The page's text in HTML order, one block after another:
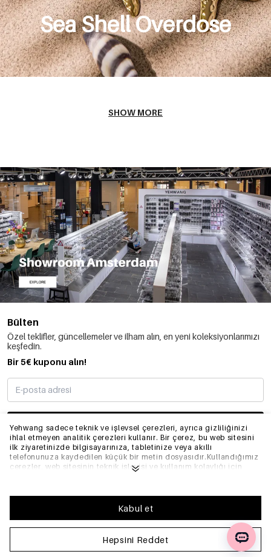
Yehwang sadece teknik ve işlevsel çerezleri, ayrıca gizliliğinizi
ihlal etmeyen analitik çerezleri kullanır. Bir çerez, bu web sitesini
ilk ziyaretinizde bilgisayarınıza, tabletinize veya akıllı
telefonunuza kaydedilen küçük bir metin dosyasıdır.Kullandığımız
çerezler, web sitesinin teknik işleyişi ve kullanım kolaylığı için
etmemize olanak tanır.Yehwang'da iyi bir tarama ve alışveriş
deneyimi yaşamanızı sağlamak için çerezlerin toplanmasını ve
düzenleyerek artık çerezleri kaydetmez. Ayrıca, tarayıcınızın
ayarları aracılığıyla önceden kaydedilen tüm bilgileri de
silebilirsiniz. Daha fazla bilgi için lütfenGizlilik Politikası'na
Hepsini Reddet
Kabul et
Sea Shell Overdose
SHOW MORE
Bülten
Özel teklifler, güncellemeler ve ilham alın, en yeni koleksiyonlarımızı
keşfedin.
Bir 5€ kuponu alın!
ABONE OLMAK
BILGI